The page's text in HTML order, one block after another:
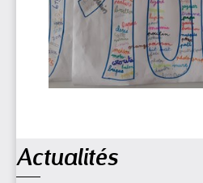
Actualités